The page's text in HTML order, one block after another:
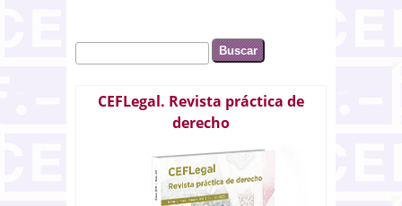
Formulario de búsqueda
Buscar
CEFLegal. Revista práctica de
derecho